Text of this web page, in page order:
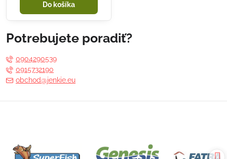
Do košíka
Potrebujete poradiť?
0904290539
0915732190
obchod@jenkie.eu